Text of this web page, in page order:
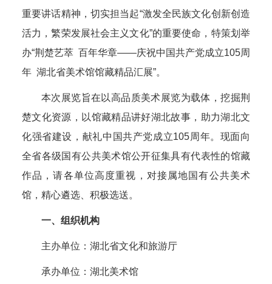
重要讲话精神，切实担当起“激发全民族文化创新创造
活力，繁荣发展社会主义文化”的重要使命，特策划举
办“荆楚艺萃 百年华章——庆祝中国共产党成立105周
年 湖北省美术馆馆藏精品汇展”。
本次展览旨在以高品质美术展览为载体，挖掘荆
楚文化资源，以馆藏精品讲好湖北故事，助力湖北文
化强省建设，献礼中国共产党成立105周年。现面向
全省各级国有公共美术馆公开征集具有代表性的馆藏
作品，请各单位高度重视，对接属地国有公共美术
馆，精心遴选、积极选送。
一、组织机构
主办单位：湖北省文化和旅游厅
承办单位：湖北美术馆